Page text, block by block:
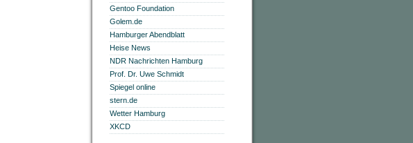
Gentoo Foundation
Golem.de
Hamburger Abendblatt
Heise News
NDR Nachrichten Hamburg
Prof. Dr. Uwe Schmidt
Spiegel online
stern.de
Wetter Hamburg
XKCD